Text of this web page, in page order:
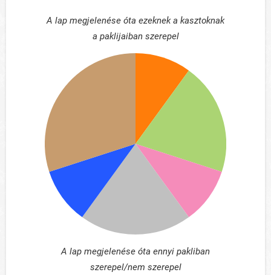
A lap megjelenése óta ezeknek a kasztoknak
a paklijaiban szerepel
A lap megjelenése óta ennyi pakliban
szerepel/nem szerepel